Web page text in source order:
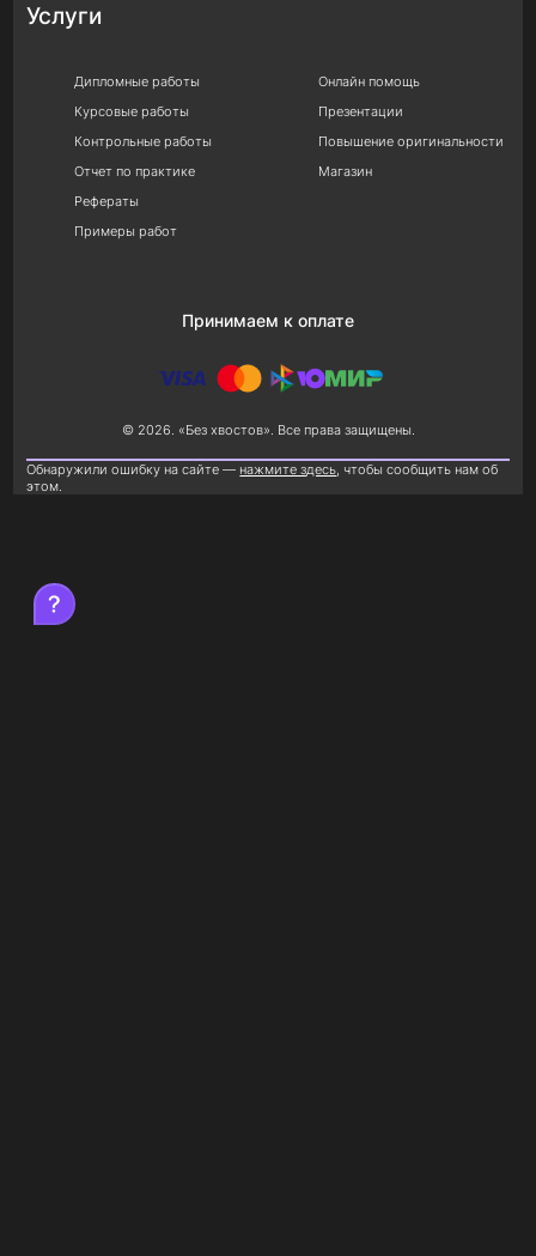
Услуги
Дипломные работы
Курсовые работы
Контрольные работы
Отчет по практике
Рефераты
Примеры работ
Онлайн помощь
Презентации
Повышение оригинальности
Магазин
Принимаем к оплате
© 2026. «Без хвостов». Все права защищены.
Обнаружили ошибку на сайте — нажмите здесь, чтобы сообщить нам об
этом.